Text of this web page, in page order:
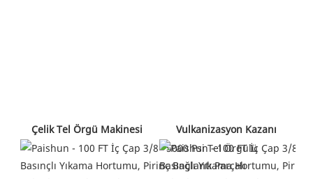
Çelik Tel Örgü Makinesi Vulkanizasyon Kazanı